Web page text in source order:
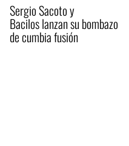
Sergio Sacoto y
Bacilos lanzan su bombazo
de cumbia fusión